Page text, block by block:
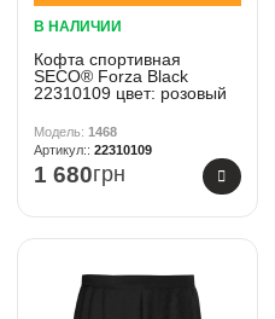
В НАЛИЧИИ
Кофта спортивная
SECO® Forza Black
22310109 цвет: розовый
1468
22310109
1 680грн